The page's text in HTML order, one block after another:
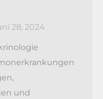
28, 2024
und